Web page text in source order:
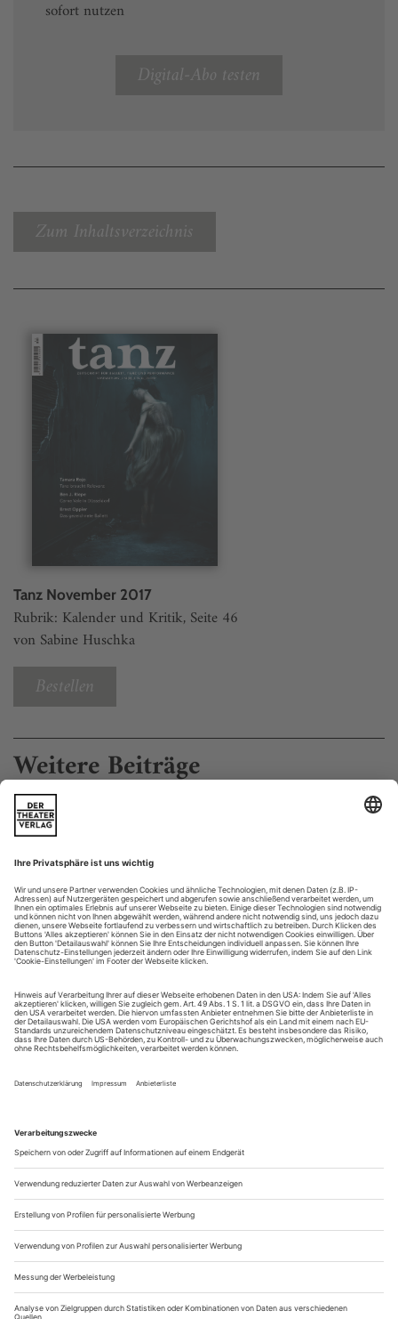
sofort nutzen
Digital-Abo testen
Zum Inhaltsverzeichnis
Tanz November 2017
Rubrik: Kalender und Kritik, Seite 46
von Sabine Huschka
Bestellen
Weitere Beiträge
Bücher, CD, DVDs November 2017
Virtual reality: Gilles Jobin
Kind des umtriebigen Gilles Jobin, ein Pionier in Sachen 3D.
Nach seinem Film «Womb» (tanz 3/17), der sich noch mit
einfacher 3D-Brille genießen ließ, tauchen nun fünf
Zuschauer gleichzeitig in virtuelle Welten ein und können
darin miteinander tanzen, bewehrt mit VR-Brille...
Die Tür
Dass Theatertüren nach außen aufgehen, ist nicht
selbstverständlich. Für manche ist das gewöhnungsbedürftig,
auf. Wenn die vom Alkohol oder vom Weihrauch Berauschten
ins Freie stürzen, sollen sie nicht durch einen komplexen
Vorgang behindert...
Die mittlere Generation
Die Ausbildung haben sie schon lange hinter sich, ihr internationaler
Erfolg steht noch immer aus. Weder unbekannt noch berühmt,
organisiert sich die Tanzfraktion in Brüssel neu – nach dem Vorbild
Berlin